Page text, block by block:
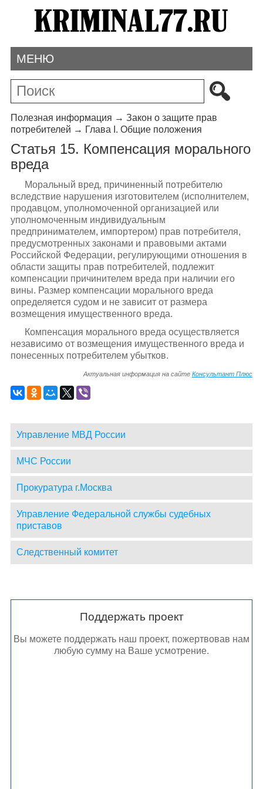
МЕНЮ
Полезная информация → Закон о защите прав
потребителей → Глава I. Общие положения
Статья 15. Компенсация морального
вреда
Моральный вред, причиненный потребителю
вследствие нарушения изготовителем (исполнителем,
продавцом, уполномоченной организацией или
уполномоченным индивидуальным
предпринимателем, импортером) прав потребителя,
предусмотренных законами и правовыми актами
Российской Федерации, регулирующими отношения в
области защиты прав потребителей, подлежит
компенсации причинителем вреда при наличии его
вины. Размер компенсации морального вреда
определяется судом и не зависит от размера
возмещения имущественного вреда.
Компенсация морального вреда осуществляется
независимо от возмещения имущественного вреда и
понесенных потребителем убытков.
Актуальная информация на сайтеКонсультант Плюс
Управление МВД России
МЧС России
Прокуратура г.Москва
Управление Федеральной службы судебных
приставов
Следственный комитет
Поддержать проект
Вы можете поддержать наш проект, пожертвовав нам
любую сумму на Ваше усмотрение.